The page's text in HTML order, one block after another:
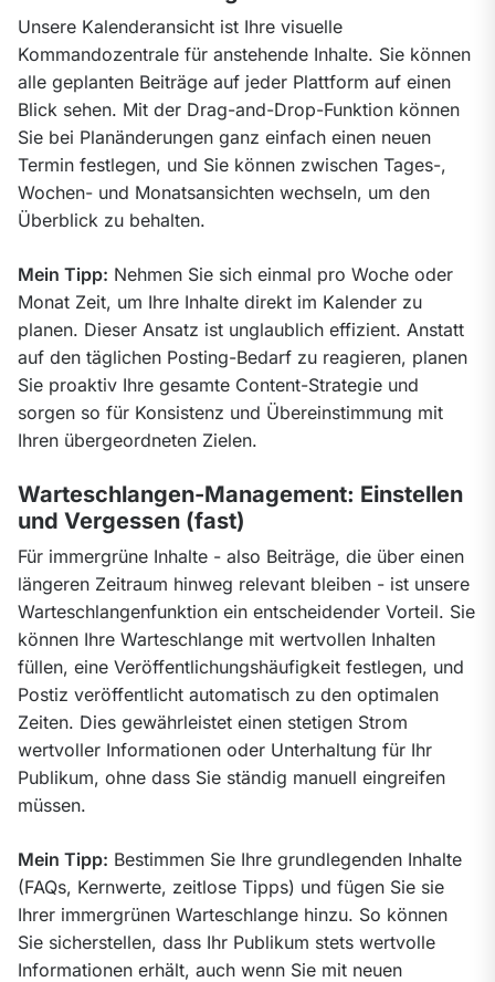
Unsere Kalenderansicht ist Ihre visuelle
Kommandozentrale für anstehende Inhalte. Sie können
alle geplanten Beiträge auf jeder Plattform auf einen
Blick sehen. Mit der Drag-and-Drop-Funktion können
Sie bei Planänderungen ganz einfach einen neuen
Termin festlegen, und Sie können zwischen Tages-,
Wochen- und Monatsansichten wechseln, um den
Überblick zu behalten.
Mein Tipp: Nehmen Sie sich einmal pro Woche oder
Monat Zeit, um Ihre Inhalte direkt im Kalender zu
planen. Dieser Ansatz ist unglaublich effizient. Anstatt
auf den täglichen Posting-Bedarf zu reagieren, planen
Sie proaktiv Ihre gesamte Content-Strategie und
sorgen so für Konsistenz und Übereinstimmung mit
Ihren übergeordneten Zielen.
Warteschlangen-Management: Einstellen
und Vergessen (fast)
Für immergrüne Inhalte - also Beiträge, die über einen
längeren Zeitraum hinweg relevant bleiben - ist unsere
Warteschlangenfunktion ein entscheidender Vorteil. Sie
können Ihre Warteschlange mit wertvollen Inhalten
füllen, eine Veröffentlichungshäufigkeit festlegen, und
Postiz veröffentlicht automatisch zu den optimalen
Zeiten. Dies gewährleistet einen stetigen Strom
wertvoller Informationen oder Unterhaltung für Ihr
Publikum, ohne dass Sie ständig manuell eingreifen
müssen.
Mein Tipp: Bestimmen Sie Ihre grundlegenden Inhalte
(FAQs, Kernwerte, zeitlose Tipps) und fügen Sie sie
Ihrer immergrünen Warteschlange hinzu. So können
Sie sicherstellen, dass Ihr Publikum stets wertvolle
Informationen erhält, auch wenn Sie mit neuen